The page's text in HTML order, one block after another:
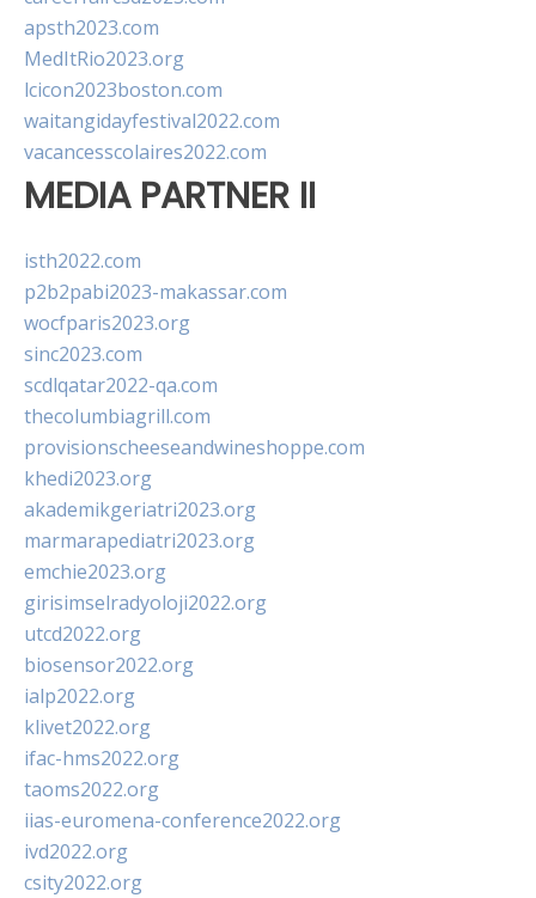
apsth2023.com
MedItRio2023.org
lcicon2023boston.com
waitangidayfestival2022.com
vacancesscolaires2022.com
MEDIA PARTNER II
isth2022.com
p2b2pabi2023-makassar.com
wocfparis2023.org
sinc2023.com
scdlqatar2022-qa.com
thecolumbiagrill.com
provisionscheeseandwineshoppe.com
khedi2023.org
akademikgeriatri2023.org
marmarapediatri2023.org
emchie2023.org
girisimselradyoloji2022.org
utcd2022.org
biosensor2022.org
ialp2022.org
klivet2022.org
ifac-hms2022.org
taoms2022.org
iias-euromena-conference2022.org
ivd2022.org
csity2022.org